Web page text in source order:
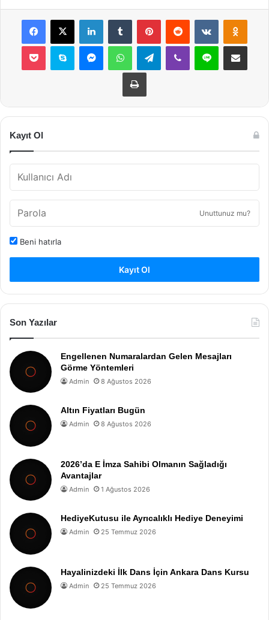
Facebook
X LinkedInTumblr PinterestReddit VKontakte
Pocket Skype MessengerWhatsAppTelegramViber Line E-Posta ile
Yazdır
Kayıt Ol
Unuttunuz mu?
Beni hatırla
Kayıt Ol
Son Yazılar
Engellenen Numaralardan Gelen Mesajları
Görme Yöntemleri
Admin 8 Ağustos 2026
Altın Fiyatları Bugün
Admin 8 Ağustos 2026
2026’da E İmza Sahibi Olmanın Sağladığı
Avantajlar
Admin 1 Ağustos 2026
HediyeKutusu ile Ayrıcalıklı Hediye Deneyimi
Admin 25 Temmuz 2026
Hayalinizdeki İlk Dans İçin Ankara Dans Kursu
Admin 25 Temmuz 2026